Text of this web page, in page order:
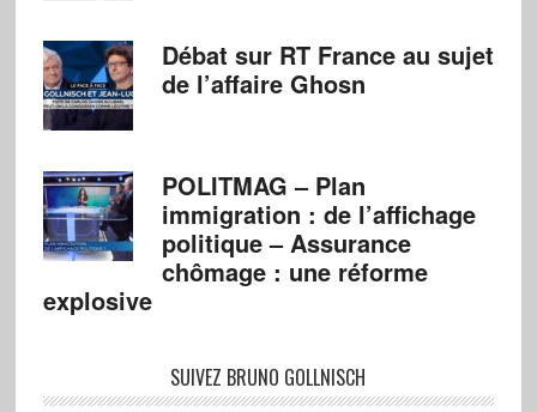
Débat sur RT France au sujet
de l’affaire Ghosn
POLITMAG – Plan
immigration : de l’affichage
politique – Assurance
chômage : une réforme
explosive
SUIVEZ BRUNO GOLLNISCH